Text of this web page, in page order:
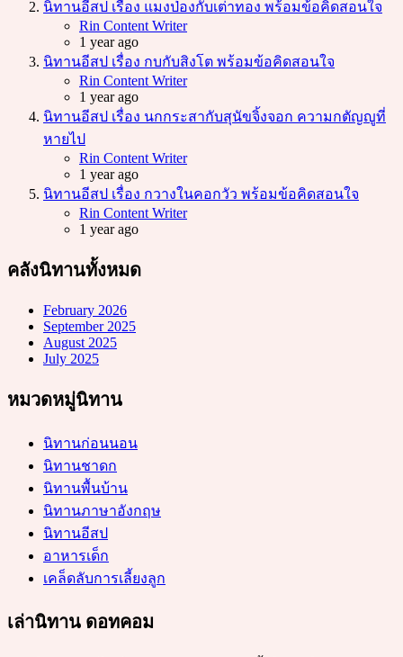
นิทานอีสป เรื่อง แมงป่องกับเต่าทอง พร้อมข้อคิดสอนใจ
Posted
Rin Content Writer
1 year ago
นิทานอีสป เรื่อง กบกับสิงโต พร้อมข้อคิดสอนใจ
Posted
Rin Content Writer
1 year ago
นิทานอีสป เรื่อง นกกระสากับสุนัขจิ้งจอก ความกตัญญูที่
หายไป
Posted
Rin Content Writer
1 year ago
นิทานอีสป เรื่อง กวางในคอกวัว พร้อมข้อคิดสอนใจ
Posted
Rin Content Writer
1 year ago
คลังนิทานทั้งหมด
February 2026
September 2025
August 2025
July 2025
หมวดหมู่นิทาน
นิทานก่อนนอน
นิทานชาดก
นิทานพื้นบ้าน
นิทานภาษาอังกฤษ
นิทานอีสป
อาหารเด็ก
เคล็ดลับการเลี้ยงลูก
เล่านิทาน ดอทคอม